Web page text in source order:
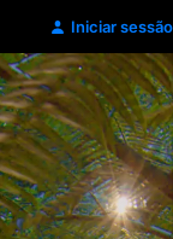
Iniciar sessão